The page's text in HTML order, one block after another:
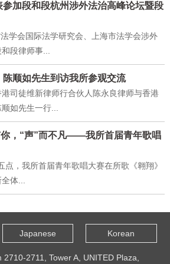
加段和段杭州涉外法治高峰论坛暨段
学会国际法学研究会、上海市法学会涉外
段律师事...
顺如先生到访我所参观交流
司徒维新律师行合伙人陈永良律师与香港
如先生一行...
你，“声”而不凡——我所首届青年歌唱
，我所首届青年歌唱大赛在所歌《翱翔》
体...
Japanese Korean
2711, Tower A, UNITED Plaza,